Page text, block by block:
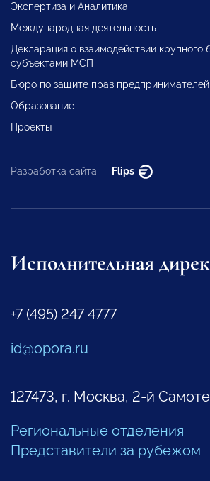
Экспертиза и Аналитика
Международная деятельность
Декларация о взаимодействии крупного
субъектами МСП
Бюро по защите прав предпринимателей
Образование
Проекты
Разработка сайта — Flips
Исполнительная
+7 (495) 247 4777
id@opora.ru
127473, г. Москва, 2-й
Региональные отделения
Представители за рубежом